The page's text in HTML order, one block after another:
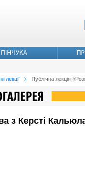
лекції Публічна лекція
з Керсті